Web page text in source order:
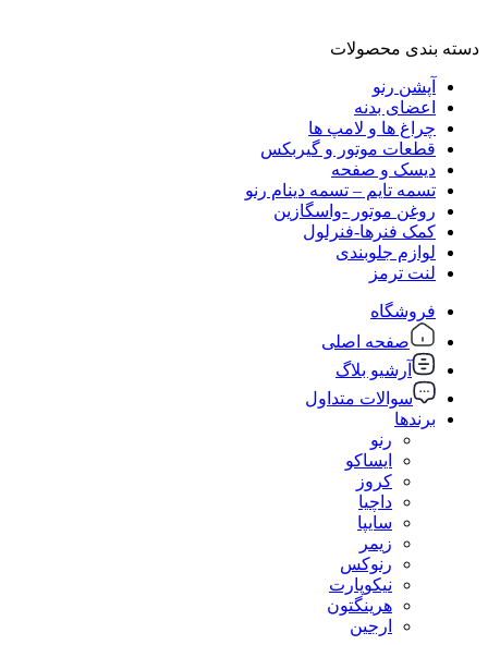
دسته‌ بندی محصولات
آپشن رنو
اعضای بدنه
چراغ ها و لامپ ها
قطعات موتور و گیربکس
دیسک و صفحه
تسمه تایم – تسمه دینام رنو
روغن موتور -واسگازین
کمک فنرها-فنرلول
لوازم جلوبندی
لنت ترمز
فروشگاه
صفحه اصلی
آرشیو بلاگ
سوالات متداول
برندها
رنو
ایساکو
کروز
داچیا
سایپا
زیمر
رنوکس
نیکوپارت
هرینگتون
ارجین